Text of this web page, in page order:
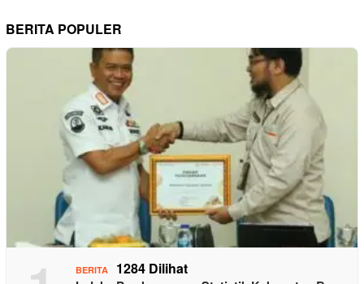
BERITA POPULER
BERITA 1284 Dilihat